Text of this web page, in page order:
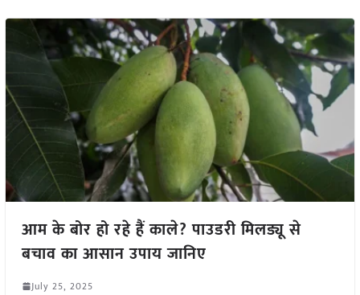
आम के बोर हो रहे हैं काले? पाउडरी मिलड्यू से
बचाव का आसान उपाय जानिए
July 25, 2025